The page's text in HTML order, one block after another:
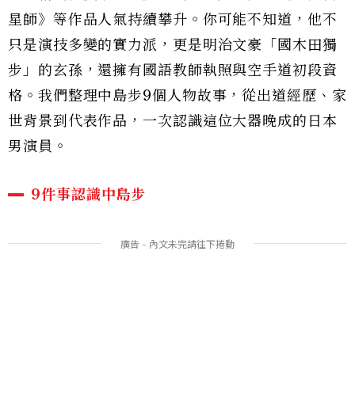
星師》等作品人氣持續攀升。你可能不知道，他不
只是演技多變的實力派，更是明治文豪「國木田獨
步」的玄孫，還擁有國語教師執照與空手道初段資
格。我們整理中島步9個人物故事，從出道經歷、家
世背景到代表作品，一次認識這位大器晚成的日本
男演員。
9件事認識中島步